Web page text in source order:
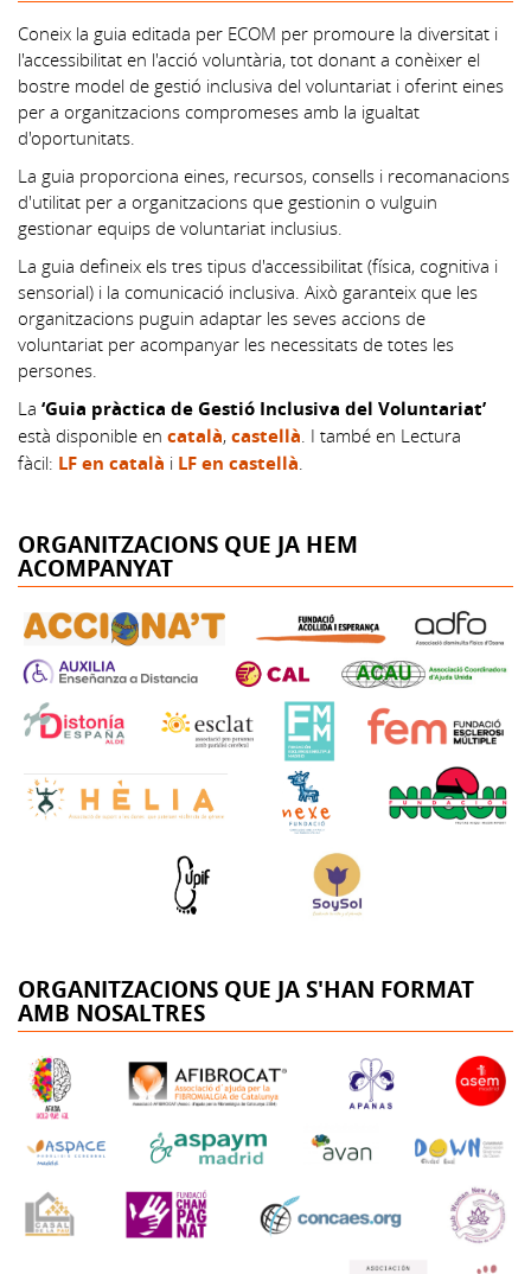
Coneix la guia editada per ECOM per promoure la diversitat i
l'accessibilitat en l'acció voluntària, tot donant a conèixer el
bostre model de gestió inclusiva del voluntariat i oferint eines
per a organitzacions compromeses amb la igualtat
d'oportunitats.
La guia proporciona eines, recursos, consells i recomanacions
d'utilitat per a organitzacions que gestionin o vulguin
gestionar equips de voluntariat inclusius.
La guia defineix els tres tipus d'accessibilitat (física, cognitiva i
sensorial) i la comunicació inclusiva. Això garanteix que les
organitzacions puguin adaptar les seves accions de
voluntariat per acompanyar les necessitats de totes les
persones.
La ‘Guia pràctica de Gestió Inclusiva del Voluntariat’
està disponible en català, castellà. I també en Lectura
fàcil: LF en català i LF en castellà.
ORGANITZACIONS QUE JA HEM
ACOMPANYAT
ORGANITZACIONS QUE JA S'HAN FORMAT
AMB NOSALTRES